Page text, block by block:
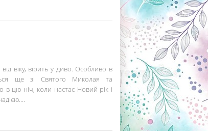
віку, вірить у диво. Особливо в
ще зі Святого Миколая та
цю ніч, коли настає Новий рік і